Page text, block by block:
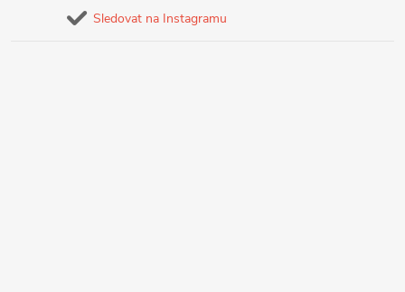
Sledovat na Instagramu